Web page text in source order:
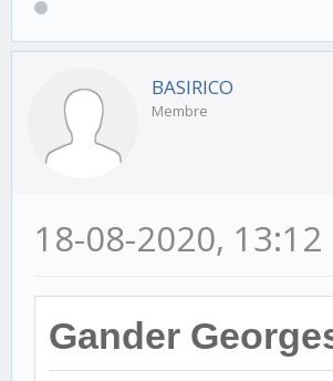
BASIRICO
Membre
18-08-2020, 13:12
Gander